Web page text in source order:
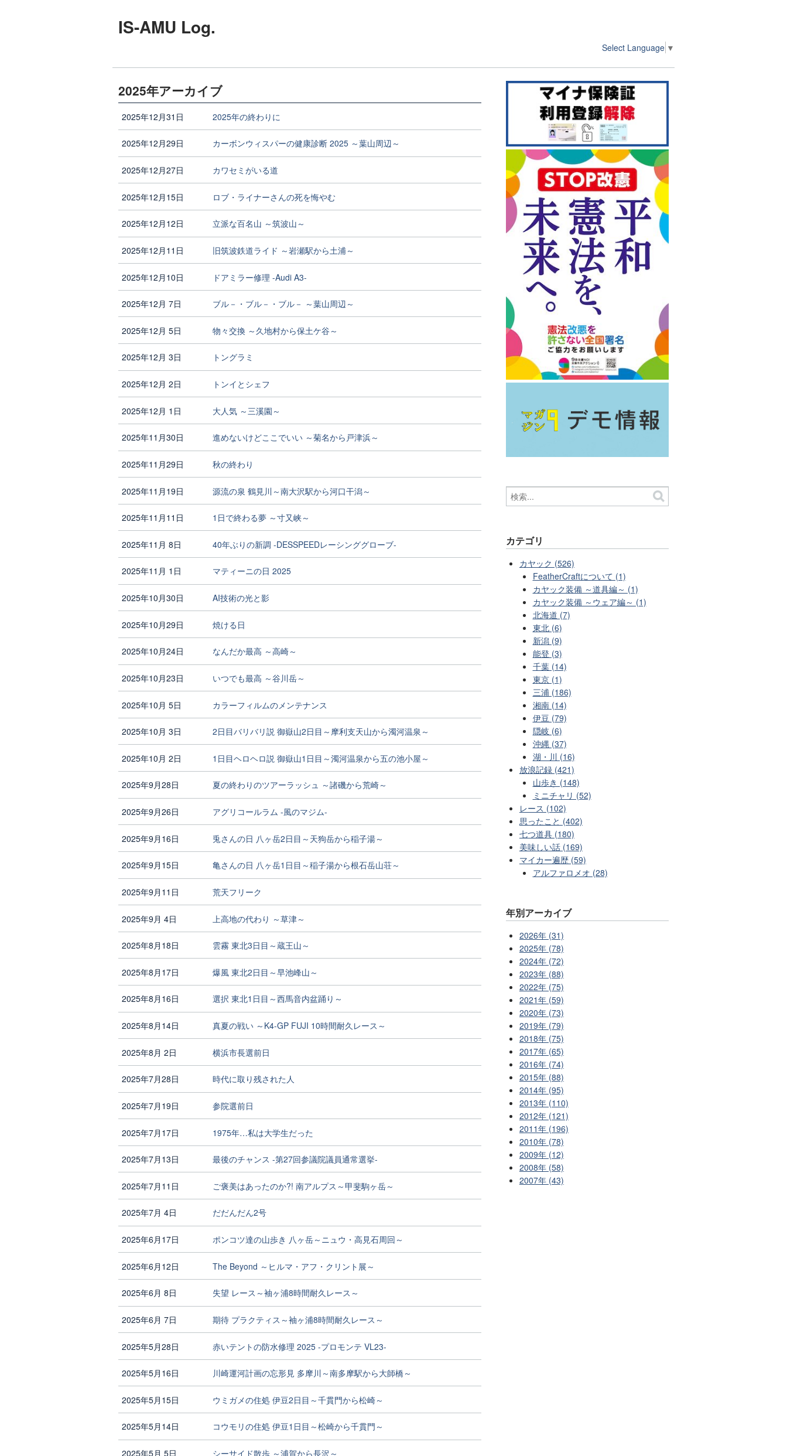
IS-AMU Log.
Select Language ▼
2025年アーカイブ
2025年12月31日 2025年の終わりに
2025年12月29日 カーボンウィスパーの健康診断 2025 ～葉山周辺～
2025年12月27日 カワセミがいる道
2025年12月15日 ロブ・ライナーさんの死を悔やむ
2025年12月12日 立派な百名山 ～筑波山～
2025年12月11日 旧筑波鉄道ライド ～岩瀬駅から土浦～
2025年12月10日 ドアミラー修理 -Audi A3-
2025年12月 7日 ブル－・ブル－・ブル－ ～葉山周辺～
2025年12月 5日 物々交換 ～久地村から保土ケ谷～
2025年12月 3日 トングラミ
2025年12月 2日 トンイとシェフ
2025年12月 1日 大人気 ～三溪園～
2025年11月30日 進めないけどここでいい ～菊名から戸津浜～
2025年11月29日 秋の終わり
2025年11月19日 源流の泉 鶴見川～南大沢駅から河口干潟～
2025年11月11日 1日で終わる夢 ～寸又峡～
2025年11月 8日 40年ぶりの新調 -DESSPEEDレーシンググローブ-
2025年11月 1日 マティーニの日 2025
2025年10月30日 AI技術の光と影
2025年10月29日 焼ける日
2025年10月24日 なんだか最高 ～高崎～
2025年10月23日 いつでも最高 ～谷川岳～
2025年10月 5日 カラーフィルムのメンテナンス
2025年10月 3日 2日目バリバリ説 御嶽山2日目～摩利支天山から濁河温泉～
2025年10月 2日 1日目ヘロヘロ説 御嶽山1日目～濁河温泉から五の池小屋～
2025年9月28日 夏の終わりのツアーラッシュ ～諸磯から荒崎～
2025年9月26日 アグリコールラム -風のマジム-
2025年9月16日 兎さんの日 八ヶ岳2日目～天狗岳から稲子湯～
2025年9月15日 亀さんの日 八ヶ岳1日目～稲子湯から根石岳山荘～
2025年9月11日 荒天フリーク
2025年9月 4日 上高地の代わり ～草津～
2025年8月18日 雲霧 東北3日目～蔵王山～
2025年8月17日 爆風 東北2日目～早池峰山～
2025年8月16日 選択 東北1日目～西馬音内盆踊り～
2025年8月14日 真夏の戦い ～K4-GP FUJI 10時間耐久レース～
2025年8月 2日 横浜市長選前日
2025年7月28日 時代に取り残された人
2025年7月19日 参院選前日
2025年7月17日 1975年…私は大学生だった
2025年7月13日 最後のチャンス -第27回参議院議員通常選挙-
2025年7月11日 ご褒美はあったのか?! 南アルプス～甲斐駒ヶ岳～
2025年7月 4日 だだんだん2号
2025年6月17日 ポンコツ達の山歩き 八ヶ岳～ニュウ・高見石周回～
2025年6月12日 The Beyond ～ヒルマ・アフ・クリント展～
2025年6月 8日 失望 レース～袖ヶ浦8時間耐久レース～
2025年6月 7日 期待 プラクティス～袖ヶ浦8時間耐久レース～
2025年5月28日 赤いテントの防水修理 2025 -プロモンテ VL23-
2025年5月16日 川崎運河計画の忘形見 多摩川～南多摩駅から大師橋～
2025年5月15日 ウミガメの住処 伊豆2日目～千貫門から松崎～
2025年5月14日 コウモリの住処 伊豆1日目～松崎から千貫門～
2025年5月 5日 シーサイド散歩 ～浦賀から長沢～
カテゴリ
カヤック (526)
FeatherCraftについて (1)
カヤック装備 ～道具編～ (1)
カヤック装備 ～ウェア編～ (1)
北海道 (7)
東北 (6)
新潟 (9)
能登 (3)
千葉 (14)
東京 (1)
三浦 (186)
湘南 (14)
伊豆 (79)
隠岐 (6)
沖縄 (37)
湖・川 (16)
放浪記録 (421)
山歩き (148)
ミニチャリ (52)
レース (102)
思ったこと (402)
七つ道具 (180)
美味しい話 (169)
マイカー遍歴 (59)
アルファロメオ (28)
年別アーカイブ
2026年 (31)
2025年 (78)
2024年 (72)
2023年 (88)
2022年 (75)
2021年 (59)
2020年 (73)
2019年 (79)
2018年 (75)
2017年 (65)
2016年 (74)
2015年 (88)
2014年 (95)
2013年 (110)
2012年 (121)
2011年 (196)
2010年 (78)
2009年 (12)
2008年 (58)
2007年 (43)